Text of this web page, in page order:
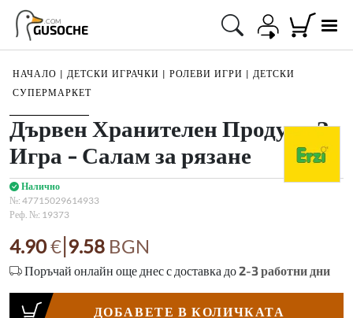
GUSOCHE
.COM
НАЧАЛО | ДЕТСКИ ИГРАЧКИ | РОЛЕВИ ИГРИ | ДЕТСКИ
СУПЕРМАРКЕТ
1/1
Дървен Хранителен Продукт За
Игра - Салам за рязане
Налично
№: 47715029614933
Реф. №: 19373
4.90€|9.58 BGN
Поръчай онлайн още днес с доставка до2-3работни дни
ДОБАВЕТЕ В КОЛИЧКАТА